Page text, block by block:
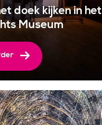
doek kijken in het
Museum